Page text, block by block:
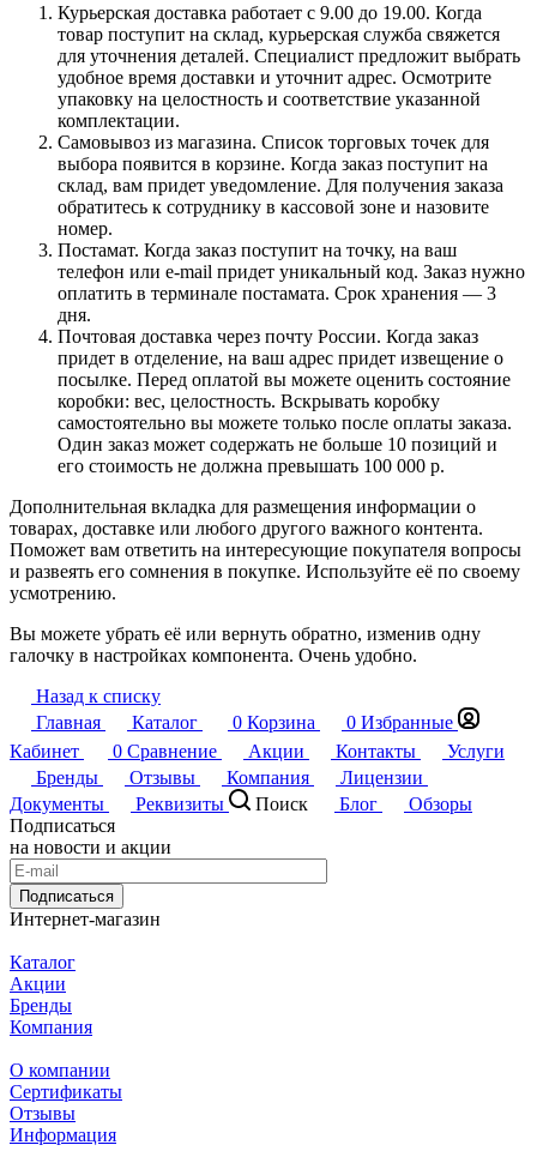
Курьерская доставка работает с 9.00 до 19.00. Когда
товар поступит на склад, курьерская служба свяжется
для уточнения деталей. Специалист предложит выбрать
удобное время доставки и уточнит адрес. Осмотрите
упаковку на целостность и соответствие указанной
комплектации.
Самовывоз из магазина. Список торговых точек для
выбора появится в корзине. Когда заказ поступит на
склад, вам придет уведомление. Для получения заказа
обратитесь к сотруднику в кассовой зоне и назовите
номер.
Постамат. Когда заказ поступит на точку, на ваш
телефон или e-mail придет уникальный код. Заказ нужно
оплатить в терминале постамата. Срок хранения — 3
дня.
Почтовая доставка через почту России. Когда заказ
придет в отделение, на ваш адрес придет извещение о
посылке. Перед оплатой вы можете оценить состояние
коробки: вес, целостность. Вскрывать коробку
самостоятельно вы можете только после оплаты заказа.
Один заказ может содержать не больше 10 позиций и
его стоимость не должна превышать 100 000 р.
Дополнительная вкладка для размещения информации о
товарах, доставке или любого другого важного контента.
Поможет вам ответить на интересующие покупателя вопросы
и развеять его сомнения в покупке. Используйте её по своему
усмотрению.
Вы можете убрать её или вернуть обратно, изменив одну
галочку в настройках компонента. Очень удобно.
Назад к списку
Главная
Каталог 0 Корзина 0 Избранные
Кабинет
0 Сравнение Акции Контакты
Услуги
Бренды
Отзывы Компания
Лицензии
Документы
Реквизиты Поиск Блог
Обзоры
Подписаться
на новости и акции
Подписаться
Интернет-магазин
Каталог
Акции
Бренды
Компания
О компании
Сертификаты
Отзывы
Информация